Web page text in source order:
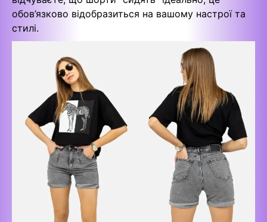
обов’язково відобразиться на вашому настрої та
стилі.